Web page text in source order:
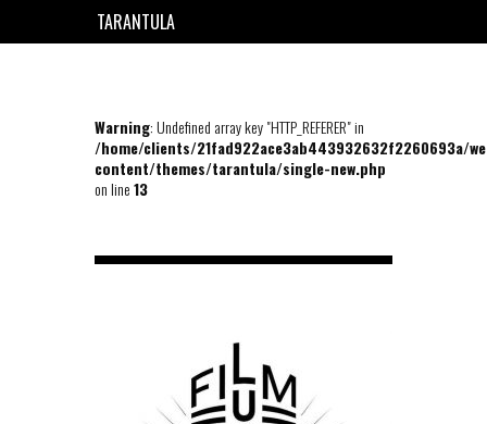
TARANTULA
Warning: Undefined array key "HTTP_REFERER" in
/home/clients/21fad922ace3ab443932632f2260693a/
content/themes/tarantula/single-new.php
on line13